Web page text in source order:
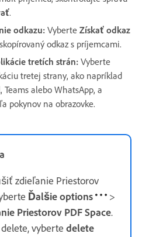
.
odkazu: Vyberte Získať odkaz
odkaz s príjemcami.
tretích strán: Vyberte
tretej strany, ako napríklad
Teams alebo WhatsApp, a
pokynov na obrazovke.
zdieľanie Priestorov
Ďalšie options
>
Priestorov PDF Space.
vyberte delete